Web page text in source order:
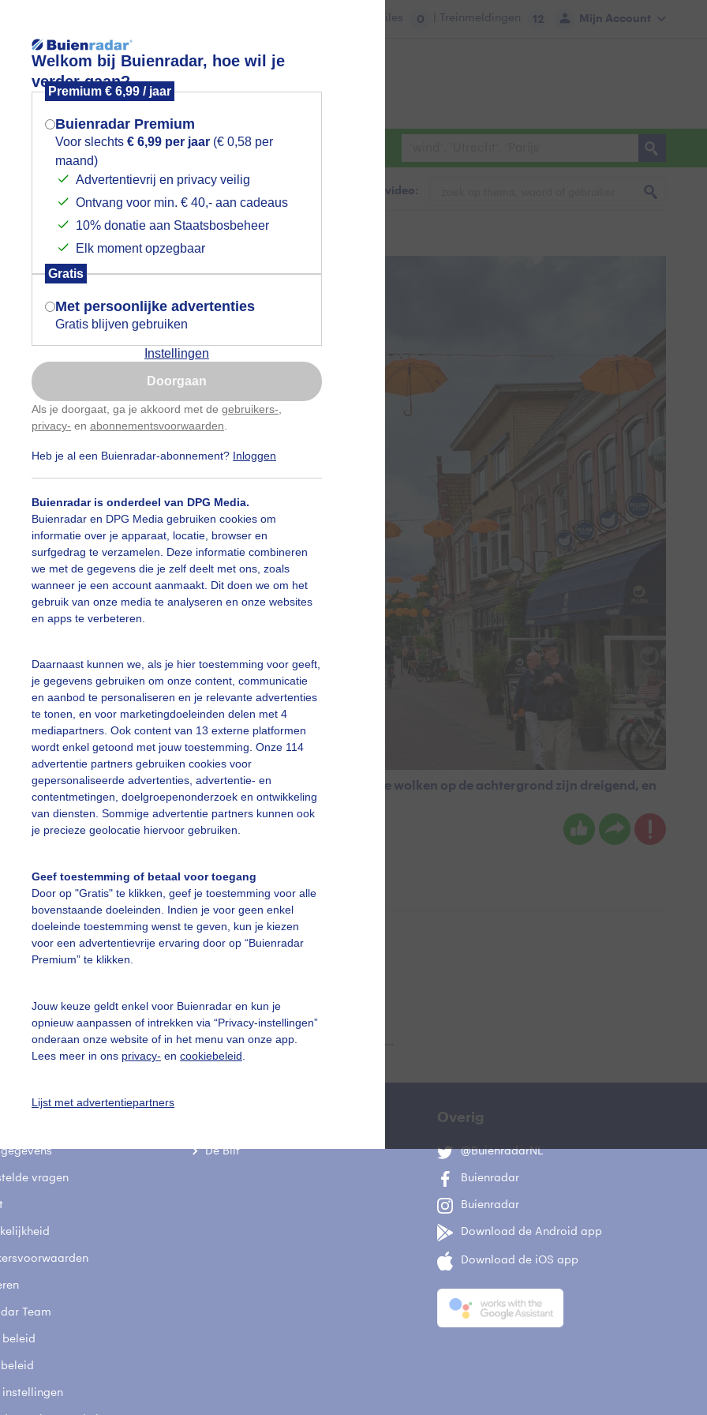
Welkom bij Buienradar, hoe wil je
verder gaan?
Premium € 6,99 / jaar
Buienradar Premium
Voor slechts € 6,99 per jaar (€ 0,58 per
maand)
Advertentievrij en privacy veilig
Ontvang voor min. € 40,- aan cadeaus
10% donatie aan Staatsbosbeheer
Elk moment opzegbaar
Gratis
Met persoonlijke advertenties
Gratis blijven gebruiken
Instellingen
Doorgaan
Als je doorgaat, ga je akkoord met de gebruikers-
privacy- en abonnementsvoorwaarden
Heb je al een Buienradar-abonnement? Inloggen
Buienradar is onderdeel van DPG Media.
Buienradar en DPG Media gebruiken cookies om
informatie over je apparaat, locatie, browser en
surfgedrag te verzamelen. Deze informatie combineren
we met de gegevens die je zelf deelt met ons, zoals
wanneer je een account aanmaakt. Dit doen we om het
gebruik van onze media te analyseren en onze websites
en apps te verbeteren.
Daarnaast kunnen we, als je hier toestemming voor geeft,
je gegevens gebruiken om onze content, communicatie
en aanbod te personaliseren en je relevante advertenties
te tonen, en voor marketingdoeleinden delen met 4
mediapartners. Ook content van 13 externe platformen
wordt enkel getoond met jouw toestemming. Onze 114
advertentie partners gebruiken cookies voor
gepersonaliseerde advertenties, advertentie- en
contentmetingen, doelgroepenonderzoek en ontwikkeling
van diensten. Sommige advertentie partners kunnen ook
je precieze geolocatie hiervoor gebruiken.
Geef toestemming of betaal voor toegang
Door op "Gratis" te klikken, geef je toestemming voor alle
bovenstaande doeleinden. Indien je voor geen enkel
doeleinde toestemming wenst te geven, kun je kiezen
voor een advertentievrije ervaring door op “Buienradar
Premium” te klikken.
Jouw keuze geldt enkel voor Buienradar en kun je
opnieuw aanpassen of intrekken via “Privacy-instellingen”
onderaan onze website of in het menu van onze app.
Lees meer in ons privacy- en cookiebeleid
Lijst met advertentiepartners
Mijn Account
Files 0 | Treinmeldingen 12
Foto en video Weerzine
Zoeken in foto & video:
oranje paraplu's hangen er mooi bij, mooi oranje is niet lelijk! De wolken op de achtergrond zijn dreigend, en
eerste buitje viel even later, gelukkig zijn er paraplu's zat!
Jetty Roedema Gemaakt: 06-06-2026, 78x bekeken
Regen Wolken
slideshow
Een moment geduld aub...
vragen
Team
beleid
instellingen
De Bilt
Overig
@BuienradarNL
Buienradar
Buienradar
Download de Android app
Download de iOS app
Mogen we je locatie gebruiken voor
het weer?
Indien je hier nog geen akkoord op hebt
gegeven, verschijnt er zo een pop-up uit
je browser waarin deze toestemming
gevraagd wordt.
Is goed, toon de popup
Nu niet, misschien later
Gebruik je Safari en wil je niet elke dag deze pop-up
Klikhierom dit aan te passen